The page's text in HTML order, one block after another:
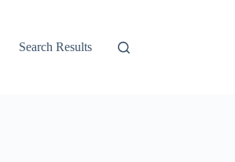
Search Results